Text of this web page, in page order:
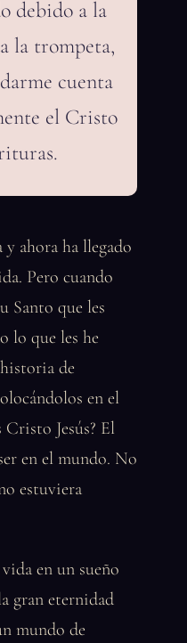
debido a la
la trompeta,
cuenta
el Cristo
ahora ha llegado
Pero cuando
Santo que les
lo que les he
de
en el
Jesús? El
en el mundo. No
estuviera
en un sueño
gran eternidad
mundo de